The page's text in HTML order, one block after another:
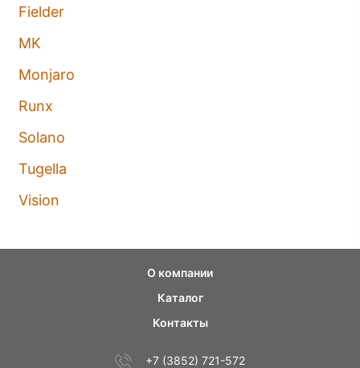
Fielder
MK
Monjaro
Runx
Solano
Tugella
Vision
О компании
Каталог
Контакты
+7 (3852) 721-572